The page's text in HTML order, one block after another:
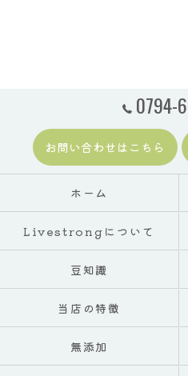
0794-
お問い合わせはこちら
ホーム
Livestrongについて
豆知識
当店の特徴
無添加